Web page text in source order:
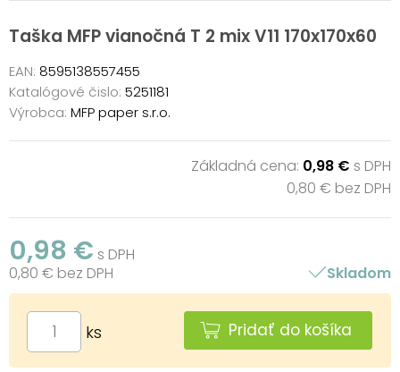
Taška MFP vianočná T 2 mix V11 170x170x60
EAN: 8595138557455
Katalógové čislo: 5251181
Výrobca: MFP paper s.r.o.
Základná cena: 0,98 € s DPH
0,80 € bez DPH
0,98 € s DPH
0,80 € bez DPH
Skladom
ks Pridať do košíka